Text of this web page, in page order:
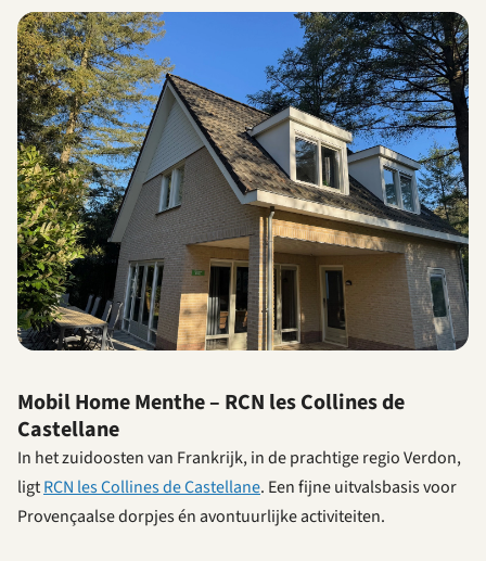
Mobil Home Menthe – RCN les Collines de
Castellane
In het zuidoosten van Frankrijk, in de prachtige regio Verdon,
ligtRCN les Collines de Castellane. Een fijne uitvalsbasis voor
Provençaalse dorpjes én avontuurlijke activiteiten.